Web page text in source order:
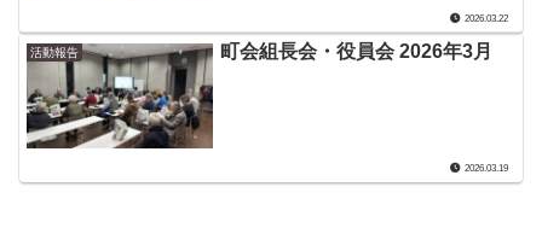
2026.03.22
活動報告 町会組長会・役員会 2026年3月
2026.03.19